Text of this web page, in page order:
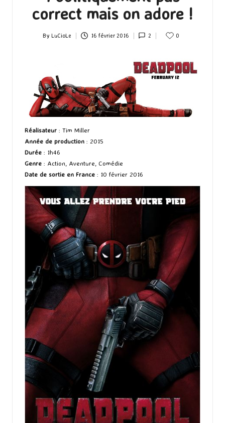
correct mais on adore !
Posted
By LuCioLe 16 février 2016 2 0
Réalisateur : Tim Miller
Année de production : 2015
Durée : 1h46
Genre : Action, Aventure, Comédie
Date de sortie en France : 10 février 2016